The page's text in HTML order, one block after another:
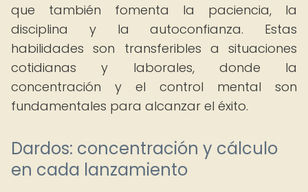
que también fomenta la paciencia, la
disciplina y la autoconfianza. Estas
habilidades son transferibles a situaciones
cotidianas y laborales, donde la
concentración y el control mental son
fundamentales para alcanzar el éxito.
Dardos: concentración y cálculo
en cada lanzamiento